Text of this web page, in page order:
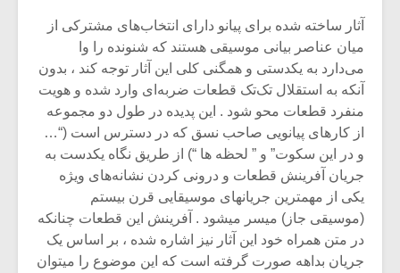
آثار ساخته شده برای پیانو دارای انتخاب‌های مشترکی از
میان عناصر بیانی موسیقی هستند که شنونده را وا
می‌دارد به یکدستی و همگنی کلی این آثار توجه کند ، بدون
آنکه به استقلال تک‌تک قطعات ضربه‌ای وارد شده و هویت
منفرد قطعات محو شود . این پدیده در طول دو مجموعه‌
از کارهای پیانویی صاحب نسق که در دسترس است (“…
و در این سکوت” و ” لحظه ها “) از طریق نگاه یکدست به
جریان آفرینش قطعات و درونی کردن نشانه‌های ویژه
یکی از مهمترین جریانهای موسیقایی قرن بیستم
(موسیقی جاز) میسر میشود . آفرینش این قطعات چنانکه
در متن همراه خود این آثار نیز اشاره شده ، بر اساس یک
جریان بداهه صورت گرفته است که این موضوع را میتوان